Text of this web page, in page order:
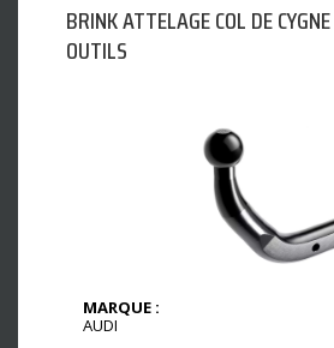
BRINK ATTELAGE COL DE
OUTILS
MARQUE :
AUDI